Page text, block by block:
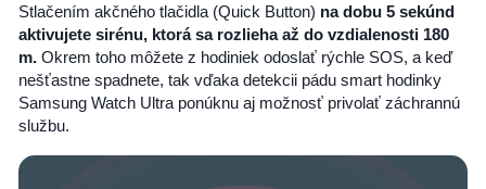
Stlačením akčného tlačidla (Quick Button) na dobu 5 sekúnd
aktivujete sirénu, ktorá sa rozlieha až do vzdialenosti 180
m. Okrem toho môžete z hodiniek odoslať rýchle SOS, a keď
nešťastne spadnete, tak vďaka detekcii pádu smart hodinky
Samsung Watch Ultra ponúknu aj možnosť privolať záchrannú
službu.